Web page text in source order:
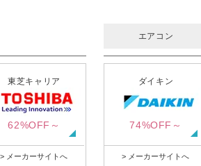
エアコン
東芝キャリア
62%OFF～
> メーカーサイトへ
ダイキン
74%OFF～
> メーカーサイトへ